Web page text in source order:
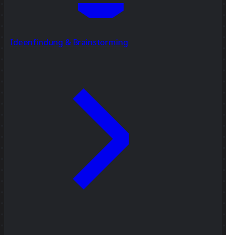
Ideenfindung & Brainstorming